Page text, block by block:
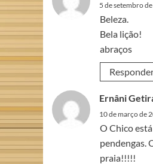
5 de setembro
Beleza.
Bela lição!
abraços
Ernâni
10 de março de
O Chico
pendengas.
praia!!!!!